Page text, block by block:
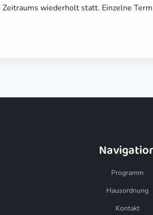
wiederholt statt. Einzelne
Programm
Hausordnung
Kontakt